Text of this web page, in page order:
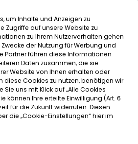
Inhalt der Seite anspringen
Informationen undMENÜ
SERVICE
um Inhalte und Anzeigen zu
Zugriffe auf unsere Website zu
zu Ihrem Nutzerverhalten gehen
der Nutzung für Werbung und
Partner führen diese Informationen
Daten zusammen, die sie
Website von Ihnen erhalten oder
diese Cookies zu nutzen, benötigen wir
Sie uns mit Klick auf „Alle Cookies
können Ihre erteilte Einwilligung (Art. 6
für die Zukunft widerrufen. Diesen
die „Cookie-Einstellungen“ hier im